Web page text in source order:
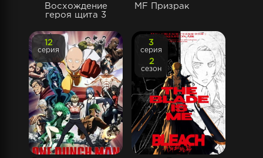
Восхождение
героя щита 3
MF Призрак
12
серия
3
серия
2
сезон